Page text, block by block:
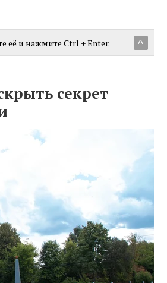
^
её и нажмите Ctrl + Enter.
секрет